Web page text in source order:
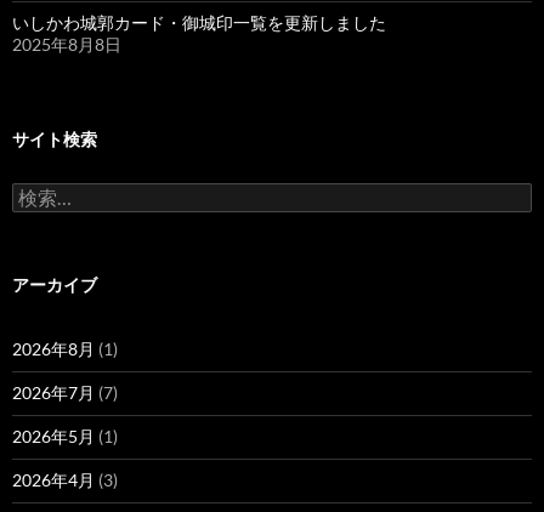
いしかわ城郭カード・御城印一覧を更新しました
2025年8月8日
サイト検索
検
索:
アーカイブ
2026年8月 (1)
2026年7月 (7)
2026年5月 (1)
2026年4月 (3)